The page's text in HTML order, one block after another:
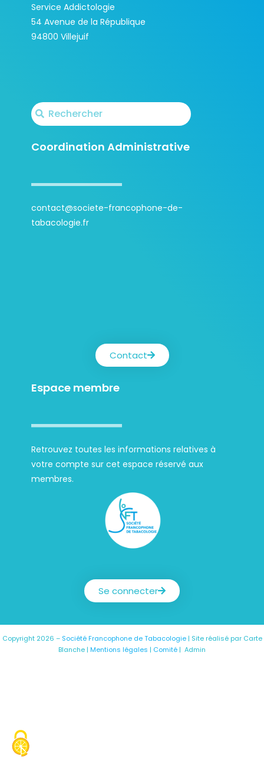
Service Addictologie
54 Avenue de la République
94800 Villejuif
Coordination Administrative
contact@societe-francophone-de-
tabacologie.fr
Contact
Espace membre
Retrouvez toutes les informations relatives à
votre compte sur cet espace réservé aux
membres.
Se connecter
Copyright 2026 – Société Francophone de Tabacologie| Site réalisé par Carte
Blanche | Mentions légales | Comité | Admin